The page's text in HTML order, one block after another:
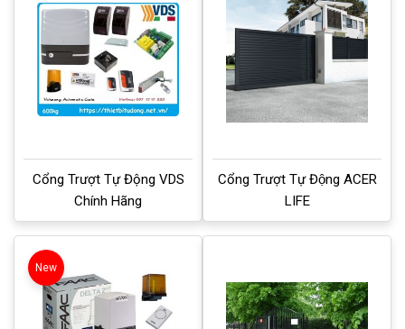
Cổng Trượt Tự Động VDS
Chính Hãng
Cổng Trượt Tự Động ACER
LIFE
New